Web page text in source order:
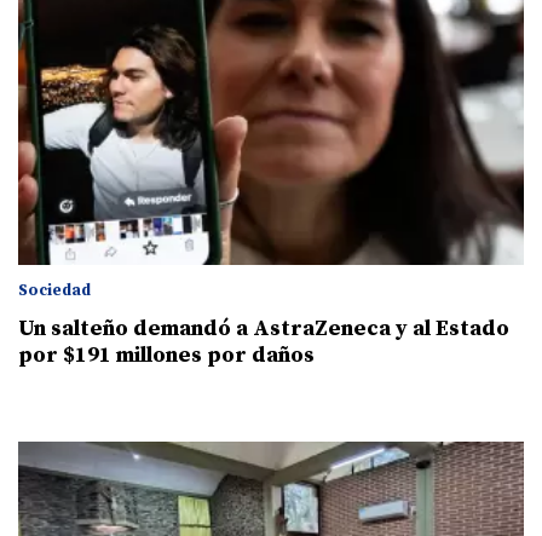
Sociedad
Un salteño demandó a AstraZeneca y al Estado
por $191 millones por daños